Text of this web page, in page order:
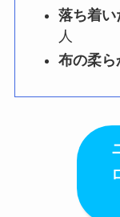
落ち着い
人
布の柔ら